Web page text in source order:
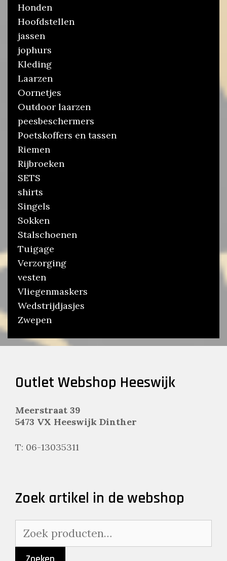
Honden
Hoofdstellen
jassen
jophurs
Kleding
Laarzen
Oornetjes
Outdoor laarzen
peesbeschermers
Poetskoffers en tassen
Riemen
Rijbroeken
SETS
shirts
Singels
Sokken
Stalschoenen
Tuigage
Verzorging
vesten
Vliegenmaskers
Wedstrijdjasjes
Zwepen
Outlet Webshop Heeswijk
Meerstraat 39
5473 VX Heeswijk Dinther
T: 06-13035311
Zoek artikel in de webshop
naar: